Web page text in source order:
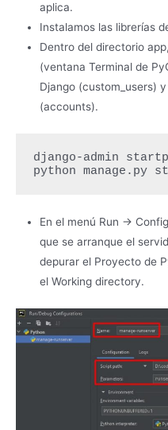
aplica.
Instalamos las librerías
Dentro del directorio
(ventana Terminal de
Django (custom_users)
(accounts).
django-admin
python manage.py
En el menú Run ->
que se arranque el
depurar el Proyecto de
el Working directory.